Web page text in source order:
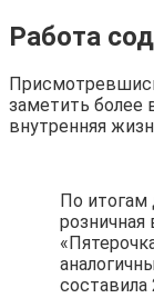
Работа
заметить более
внутренняя
По итогам
розничная
составила